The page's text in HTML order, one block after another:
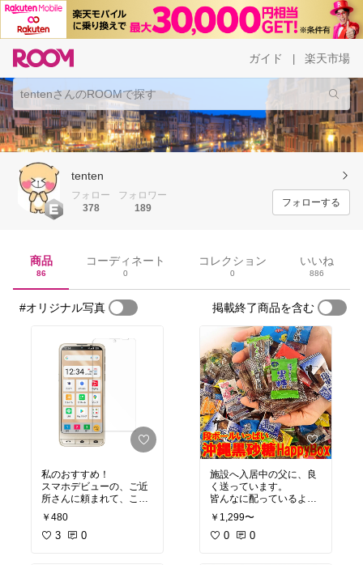
ガイド 楽天市場
tenten
フォロー
378
フォロワー
189
フォローする
商品
86
コーディネート
0
コレクション
0
いいね
886
#オリジナル写真 掲載終了商品を含む
私のおすすめ！
スマホデビューの、ご近
所さんに頼まれて、こち
らを購入してみました。
値段も安く貼りやすく、
サラサラで指紋も付かず
￥480
3 0
施設へ入居中の父に、良
く送っています。
皆んなに配っているよう
で
とても喜んでくれるそう
です。
￥1,299〜
0 0